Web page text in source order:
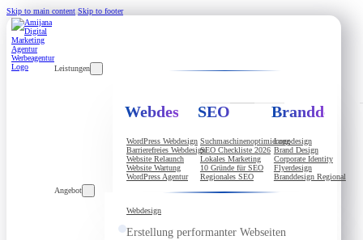
Skip to main content Skip to footer
Leistungen
Webdesign
WordPress Webdesign
Barrierefreies Webdesign
Website Relaunch
Website Wartung
WordPress Agentur
SEO
Suchmaschinenoptimierung
SEO Checkliste 2026
Lokales Marketing
10 Gründe für SEO
Regionales SEO
Branddesign
Logodesign
Brand Design
Corporate Identity
Flyerdesign
Branddesign Regional
Angebot
Webdesign
Erstellung performanter Webseiten